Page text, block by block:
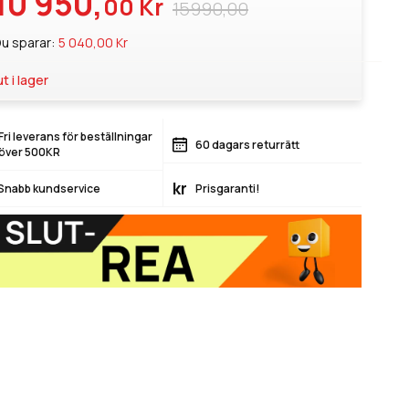
15990,00
00 Kr
sparar: 5 040,00 Kr
i lager
leverans för beställningar
500KR
60 dagars returrätt
kundservice kr Prisgaranti!